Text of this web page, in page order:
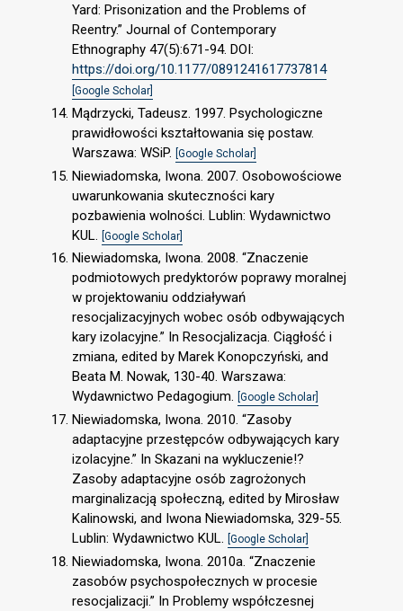
Yard: Prisonization and the Problems of
Reentry.” Journal of Contemporary
Ethnography 47(5):671-94. DOI:
https://doi.org/10.1177/0891241617737814
[Google Scholar]
Mądrzycki, Tadeusz. 1997. Psychologiczne
prawidłowości kształtowania się postaw.
Warszawa: WSiP. [Google Scholar]
Niewiadomska, Iwona. 2007. Osobowościowe
uwarunkowania skuteczności kary
pozbawienia wolności. Lublin: Wydawnictwo
KUL.
[Google Scholar]
Niewiadomska, Iwona. 2008. “Znaczenie
podmiotowych predyktorów poprawy moralnej
w projektowaniu oddziaływań
resocjalizacyjnych wobec osób odbywających
kary izolacyjne.” In Resocjalizacja. Ciągłość i
zmiana, edited by Marek Konopczyński, and
Beata M. Nowak, 130-40. Warszawa:
Wydawnictwo Pedagogium. [Google Scholar]
Niewiadomska, Iwona. 2010. “Zasoby
adaptacyjne przestępców odbywających kary
izolacyjne.” In Skazani na wykluczenie!?
Zasoby adaptacyjne osób zagrożonych
marginalizacją społeczną, edited by Mirosław
Kalinowski, and Iwona Niewiadomska, 329-55.
Lublin: Wydawnictwo KUL. [Google Scholar]
Niewiadomska, Iwona. 2010a. “Znaczenie
zasobów psychospołecznych w procesie
resocjalizacji.” In Problemy współczesnej